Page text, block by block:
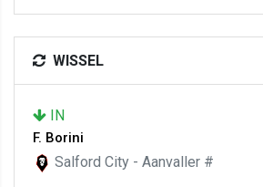
WISSEL
IN
F. Borini
Salford City - Aanvaller #